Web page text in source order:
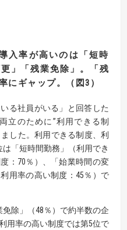
入率が高いのは「短時
」「残業免除」。
「残
にギャップ。（図3 ）
る社員がいる」と回答した
立のために”利用できる制
した。利用できる制度、利
「短時間勤務」（利用でき
：70％）、「始業時間の変
用率の高い制度：45％）で
除」（48％）で約半数の企
用率の高い制度では第5位で